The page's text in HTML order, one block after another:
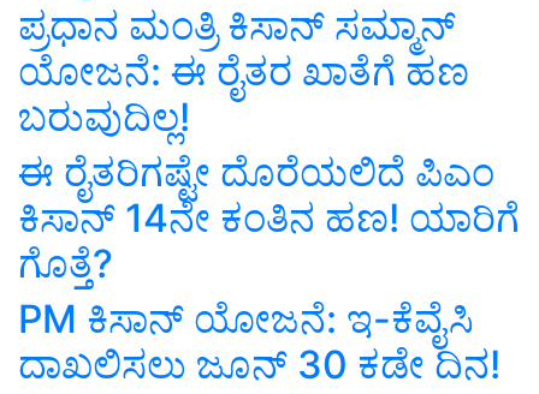
ಪ್ರಧಾನ ಮಂತ್ರಿ ಕಿಸಾನ್ ಸಮ್ಮಾನ್‌
ಯೋಜನೆ: ಈ ರೈತರ ಖಾತೆಗೆ ಹಣ
ಬರುವುದಿಲ್ಲ!
ಈ ರೈತರಿಗಷ್ಟೇ ದೊರೆಯಲಿದೆ ಪಿಎಂ
ಕಿಸಾನ್‌ 14ನೇ ಕಂತಿನ ಹಣ! ಯಾರಿಗೆ
ಗೊತ್ತೆ?
PM ಕಿಸಾನ್ ಯೋಜನೆ: ಇ-ಕೆವೈಸಿ
ದಾಖಲಿಸಲು ಜೂನ್ 30 ಕಡೇ ದಿನ!